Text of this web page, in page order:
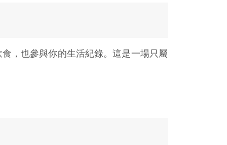
，也參與你的生活紀錄。這是一場只屬